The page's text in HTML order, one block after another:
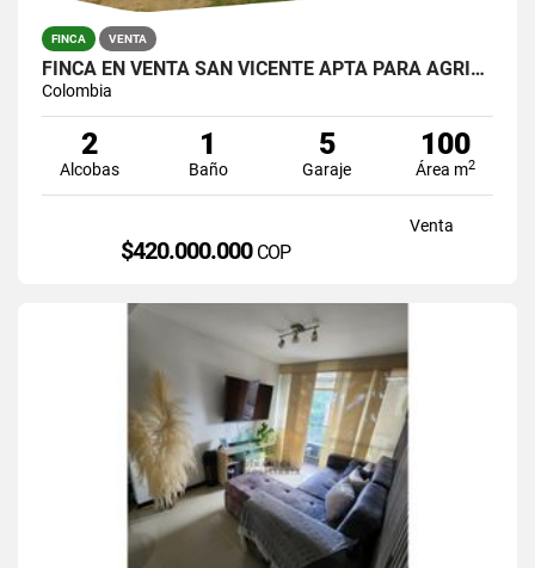
FINCA VENTA
FINCA EN VENTA SAN VICENTE APTA PARA AGRICULTURA
Colombia
2
Alcobas
1
Baño
5
Garaje
100
Área m2
Venta
$420.000.000 COP